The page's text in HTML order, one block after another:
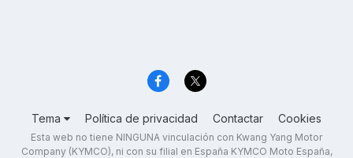
Tema Política de privacidad Contactar Cookies
Esta web no tiene NINGUNA vinculación con Kwang Yang Motor
Company (KYMCO), ni con su filial en España KYMCO Moto España,